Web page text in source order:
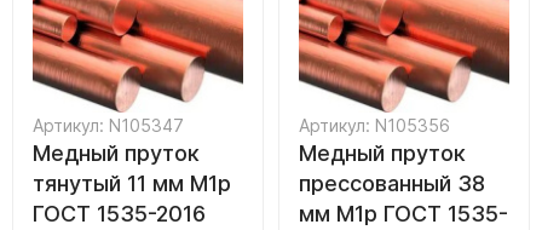
Артикул: N105347
Медный пруток
тянутый 11 мм М1р
ГОСТ 1535-2016
Артикул: N105356
Медный пруток
прессованный 38
мм М1р ГОСТ 1535-